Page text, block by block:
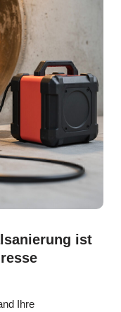
ist
Ihre